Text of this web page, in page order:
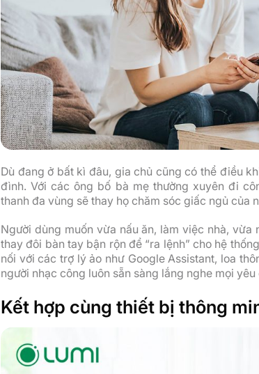
Dù đang ở bất kì đâu, gia chủ cũng có thể điều
đình. Với các ông bố bà mẹ thường xuyên đi
thanh đa vùng sẽ thay họ chăm sóc giấc ngủ của
Người dùng muốn vừa nấu ăn, làm việc nhà,
thay đôi bàn tay bận rộn để “ra lệnh” cho hệ
nối với các trợ lý ảo như Google Assistant, loa
người nhạc công luôn sẵn sàng lắng nghe mọi
Kết hợp cùng thiết bị thông